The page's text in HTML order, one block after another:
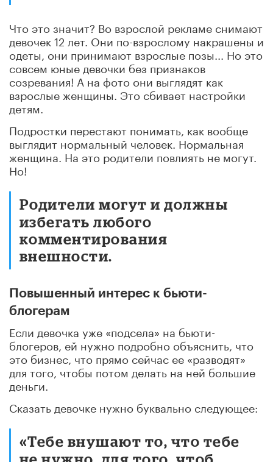
Что это значит? Во взрослой рекламе снимают
девочек 12 лет. Они по-взрослому накрашены и
одеты, они принимают взрослые позы... Но это
совсем юные девочки без признаков
созревания! А на фото они выглядят как
взрослые женщины. Это сбивает настройки
детям.
Подростки перестают понимать, как вообще
выглядит нормальный человек. Нормальная
женщина. На это родители повлиять не могут.
Но!
Родители могут и должны
избегать любого
комментирования
внешности.
Повышенный интерес к бьюти-
блогерам
Если девочка уже «подсела» на бьюти-
блогеров, ей нужно подробно объяснить, что
это бизнес, что прямо сейчас ее «разводят»
для того, чтобы потом делать на ней большие
деньги.
Сказать девочке нужно буквально следующее:
«Тебе внушают то, что тебе
не нужно, для того, чтоб